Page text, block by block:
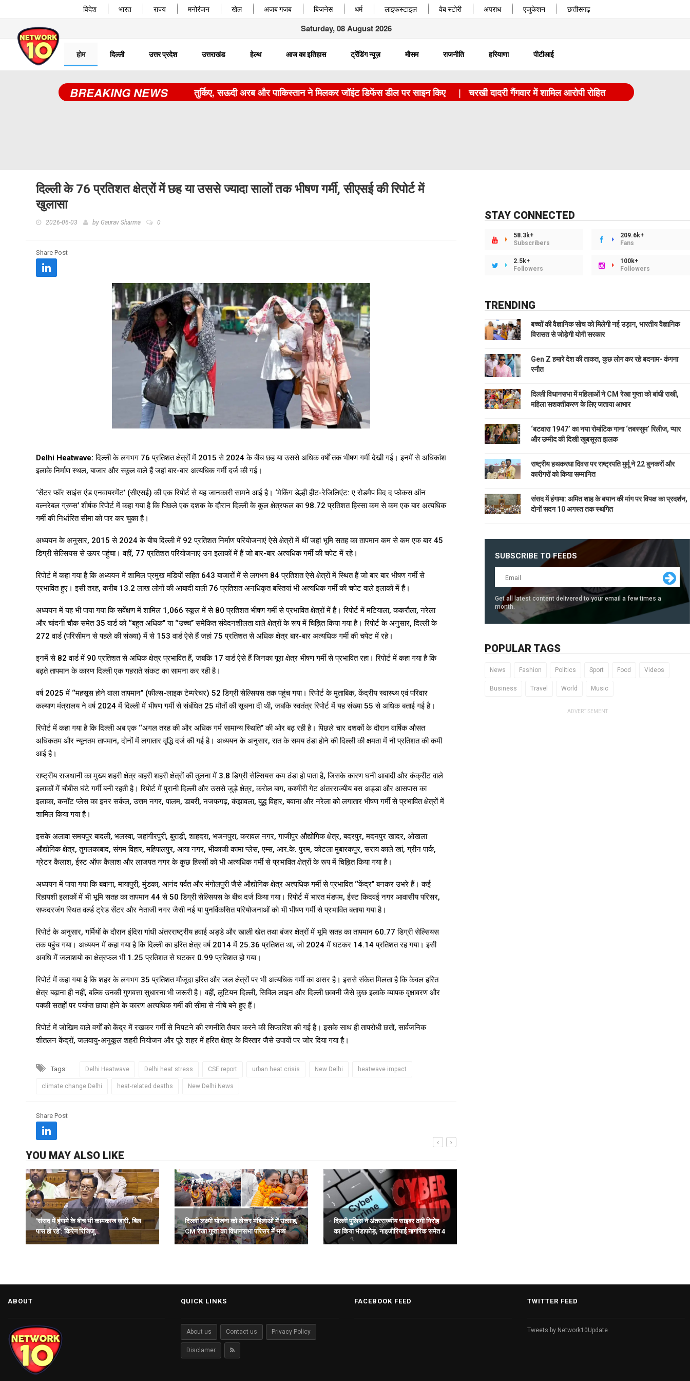
विदेश भारत राज्य मनोरंजन खेल अजब गजब बिजनेस धर्म लाइफस्टाइल वेब स्टोरी अपराध एजुकेशन छत्तीसगढ़
Saturday, 08 August 2026
होम दिल्ली उत्तर प्रदेश उत्तराखंड हेल्थ आज का इतिहास ट्रेंडिंग न्यूज़ मौसम राजनीति हरियाणा पीटीआई
BREAKING NEWS तुर्किए, सऊदी अरब और पाकिस्तान ने मिलकर जॉइंट डिफेंस डील पर साइन किए | चरखी दादरी गैंगवार में शामिल आरोपी रोहित उर्फ कातिया को पुलिस ने अरेस्ट
दिल्ली के 76 प्रतिशत क्षेत्रों में छह या उससे ज्यादा सालों तक भीषण गर्मी, सीएसई की रिपोर्ट में
खुलासा
2026-06-03 by Gaurav Sharma 0
Share Post
Delhi Heatwave: दिल्ली के लगभग 76 प्रतिशत क्षेत्रों में 2015 से 2024 के बीच छह या उससे अधिक वर्षों तक भीषण गर्मी देखी गई। इनमें से अधिकांश
इलाके निर्माण स्थल, बाजार और स्कूल वाले हैं जहां बार-बार अत्यधिक गर्मी दर्ज की गई।
‘सेंटर फॉर साइंस एंड एनवायरमेंट’ (सीएसई) की एक रिपोर्ट से यह जानकारी सामने आई है। ‘मेकिंग डेल्ही हीट-रेजिलिएंट: ए रोडमैप विद द फोकस ऑन
वल्नरेबल ग्रुप्स’ शीर्षक रिपोर्ट में कहा गया है कि पिछले एक दशक के दौरान दिल्ली के कुल क्षेत्रफल का 98.72 प्रतिशत हिस्सा कम से कम एक बार अत्यधिक
गर्मी की निर्धारित सीमा को पार कर चुका है।
अध्ययन के अनुसार, 2015 से 2024 के बीच दिल्ली में 92 प्रतिशत निर्माण परियोजनाएं ऐसे क्षेत्रों में थीं जहां भूमि सतह का तापमान कम से कम एक बार 45
डिग्री सेल्सियस से ऊपर पहुंचा। वहीं, 77 प्रतिशत परियोजनाएं उन इलाकों में हैं जो बार-बार अत्यधिक गर्मी की चपेट में रहे।
रिपोर्ट में कहा गया है कि अध्ययन में शामिल प्रमुख मंडियों सहित 643 बाजारों में से लगभग 84 प्रतिशत ऐसे क्षेत्रों में स्थित हैं जो बार बार भीषण गर्मी से
प्रभावित हुए। इसी तरह, करीब 13.2 लाख लोगों की आबादी वाली 76 प्रतिशत अनधिकृत बस्तियां भी अत्यधिक गर्मी की चपेट वाले इलाकों में हैं।
अध्ययन में यह भी पाया गया कि सर्वेक्षण में शामिल 1,066 स्कूल में से 80 प्रतिशत भीषण गर्मी से प्रभावित क्षेत्रों में हैं। रिपोर्ट में मटियाला, ककरौला, नरेला
और चांदनी चौक समेत 35 वार्ड को ‘‘बहुत अधिक’’ या ‘‘उच्च’’ समेकित संवेदनशीलता वाले क्षेत्रों के रूप में चिह्नित किया गया है। रिपोर्ट के अनुसार, दिल्ली के
272 वार्ड (परिसीमन से पहले की संख्या) में से 153 वार्ड ऐसे हैं जहां 75 प्रतिशत से अधिक क्षेत्र बार-बार अत्यधिक गर्मी की चपेट में रहे।
इनमें से 82 वार्ड में 90 प्रतिशत से अधिक क्षेत्र प्रभावित हैं, जबकि 17 वार्ड ऐसे हैं जिनका पूरा क्षेत्र भीषण गर्मी से प्रभावित रहा। रिपोर्ट में कहा गया है कि
बढ़ते तापमान के कारण दिल्ली एक गहराते संकट का सामना कर रही है।
वर्ष 2025 में ‘‘महसूस होने वाला तापमान’’ (फील्स-लाइक टेम्परेचर) 52 डिग्री सेल्सियस तक पहुंच गया। रिपोर्ट के मुताबिक, केंद्रीय स्वास्थ्य एवं परिवार
कल्याण मंत्रालय ने वर्ष 2024 में दिल्ली में भीषण गर्मी से संबंधित 25 मौतों की सूचना दी थी, जबकि स्वतंत्र रिपोर्ट में यह संख्या 55 से अधिक बताई गई है।
रिपोर्ट में कहा गया है कि दिल्ली अब एक ‘‘अगल तरह की और अधिक गर्म सामान्य स्थिति’’ की ओर बढ़ रही है। पिछले चार दशकों के दौरान वार्षिक औसत
अधिकतम और न्यूनतम तापमान, दोनों में लगातार वृद्धि दर्ज की गई है। अध्ययन के अनुसार, रात के समय ठंडा होने की दिल्ली की क्षमता में नौ प्रतिशत की कमी
आई है।
राष्ट्रीय राजधानी का मुख्य शहरी क्षेत्र बाहरी शहरी क्षेत्रों की तुलना में 3.8 डिग्री सेल्सियस कम ठंडा हो पाता है, जिसके कारण घनी आबादी और कंक्रीट वाले
इलाकों में चौबीस घंटे गर्मी बनी रहती है। रिपोर्ट में पुरानी दिल्ली और उससे जुड़े क्षेत्र, करोल बाग, कश्मीरी गेट अंतरराज्यीय बस अड्डा और आसपास का
इलाका, कनॉट प्लेस का इनर सर्कल, उत्तम नगर, पालम, डाबरी, नजफगढ़, कंझावला, बुद्ध विहार, बवाना और नरेला को लगातार भीषण गर्मी से प्रभावित क्षेत्रों में
शामिल किया गया है।
इसके अलावा समयपुर बादली, भलस्वा, जहांगीरपुरी, बुराड़ी, शाहदरा, भजनपुरा, करावल नगर, गाजीपुर औद्योगिक क्षेत्र, बदरपुर, मदनपुर खादर, ओखला
औद्योगिक क्षेत्र, तुगलकाबाद, संगम विहार, महिपालपुर, आया नगर, भीकाजी कामा प्लेस, एम्स, आर.के. पुरम, कोटला मुबारकपुर, सराय काले खां, ग्रीन पार्क,
ग्रेटर कैलाश, ईस्ट ऑफ कैलाश और लाजपत नगर के कुछ हिस्सों को भी अत्यधिक गर्मी से प्रभावित क्षेत्रों के रूप में चिह्नित किया गया है।
अध्ययन में पाया गया कि बवाना, मायापुरी, मुंडका, आनंद पर्वत और मंगोलपुरी जैसे औद्योगिक क्षेत्र अत्यधिक गर्मी से प्रभावित ‘‘केंद्र’’ बनकर उभरे हैं। कई
रिहायशी इलाकों में भी भूमि सतह का तापमान 44 से 50 डिग्री सेल्सियस के बीच दर्ज किया गया। रिपोर्ट में भारत मंडपम, ईस्ट किदवई नगर आवासीय परिसर,
सफदरजंग स्थित वर्ल्ड ट्रेड सेंटर और नेताजी नगर जैसी नई या पुनर्विकसित परियोजनाओं को भी भीषण गर्मी से प्रभावित बताया गया है।
रिपोर्ट के अनुसार, गर्मियों के दौरान इंदिरा गांधी अंतरराष्ट्रीय हवाई अड्डे और खाली खेत तथा बंजर क्षेत्रों में भूमि सतह का तापमान 60.77 डिग्री सेल्सियस
तक पहुंच गया। अध्ययन में कहा गया है कि दिल्ली का हरित क्षेत्र वर्ष 2014 में 25.36 प्रतिशत था, जो 2024 में घटकर 14.14 प्रतिशत रह गया। इसी
अवधि में जलाशयो का क्षेत्रफल भी 1.25 प्रतिशत से घटकर 0.99 प्रतिशत हो गया।
रिपोर्ट में कहा गया है कि शहर के लगभग 35 प्रतिशत मौजूदा हरित और जल क्षेत्रों पर भी अत्यधिक गर्मी का असर है। इससे संकेत मिलता है कि केवल हरित
क्षेत्र बढ़ाना ही नहीं, बल्कि उनकी गुणवत्ता सुधारना भी जरूरी है। वहीं, लुटियन दिल्ली, सिविल लाइन और दिल्ली छावनी जैसे कुछ इलाके व्यापक वृक्षावरण और
पक्की सतहों पर पर्याप्त छाया होने के कारण अत्यधिक गर्मी की सीमा से नीचे बने हुए हैं।
रिपोर्ट में जोखिम वाले वर्गों को केंद्र में रखकर गर्मी से निपटने की रणनीति तैयार करने की सिफारिश की गई है। इसके साथ ही तापरोधी छतों, सार्वजनिक
शीतलन केंद्रों, जलवायु-अनुकूल शहरी नियोजन और पूरे शहर में हरित क्षेत्र के विस्तार जैसे उपायों पर जोर दिया गया है।
Tags: Delhi Heatwave Delhi heat stress CSE report urban heat crisis New Delhi heatwave impact
climate change Delhi heat-related deaths New Delhi News
Share Post
YOU MAY ALSO LIKE
'संसद में हंगामे के बीच भी कामकाज जारी, बिल
पास हो रहे': किरेन रिजिजू.
दिल्ली लक्ष्मी योजना को लेकर महिलाओं में उत्साह,
CM रेखा गुप्ता का विधानसभा परिसर में भव्य
स्वागत.
दिल्ली पुलिस ने अंतरराज्यीय साइबर ठगी गिरोह
का किया भंडाफोड़, नाइजीरियाई नागरिक समेत 4
गिरफ्तार.
STAY CONNECTED
58.3k+
Subscribers
209.6k+
Fans
2.5k+
Followers
100k+
Followers
TRENDING
बच्चों की वैज्ञानिक सोच को मिलेगी नई उड़ान, भारतीय वैज्ञानिक
विरासत से जोड़ेगी योगी सरकार
Gen Z हमारे देश की ताकत, कुछ लोग कर रहे बदनाम- कंगना
रनौत
दिल्ली विधानसभा में महिलाओं ने CM रेखा गुप्ता को बांधी राखी,
महिला सशक्तीकरण के लिए जताया आभार
‘बटवारा 1947’ का नया रोमांटिक गाना ‘तबस्सुम’ रिलीज, प्यार
और उम्मीद की दिखी खूबसूरत झलक
राष्ट्रीय हथकरघा दिवस पर राष्ट्रपति मुर्मू ने 22 बुनकरों और
कारीगरों को किया सम्मानित
संसद में हंगामा: अमित शाह के बयान की मांग पर विपक्ष का प्रदर्शन,
दोनों सदन 10 अगस्त तक स्थगित
SUBSCRIBE TO FEEDS
Get all latest content delivered to your email a few times a
month.
POPULAR TAGS
News Fashion Politics Sport Food Videos
Business Travel World Music
ADVERTISEMENT
ABOUT QUICK LINKS
About us Contact us Privacy Policy
Disclamer
FACEBOOK FEED TWITTER FEED
Tweets by Network10Update